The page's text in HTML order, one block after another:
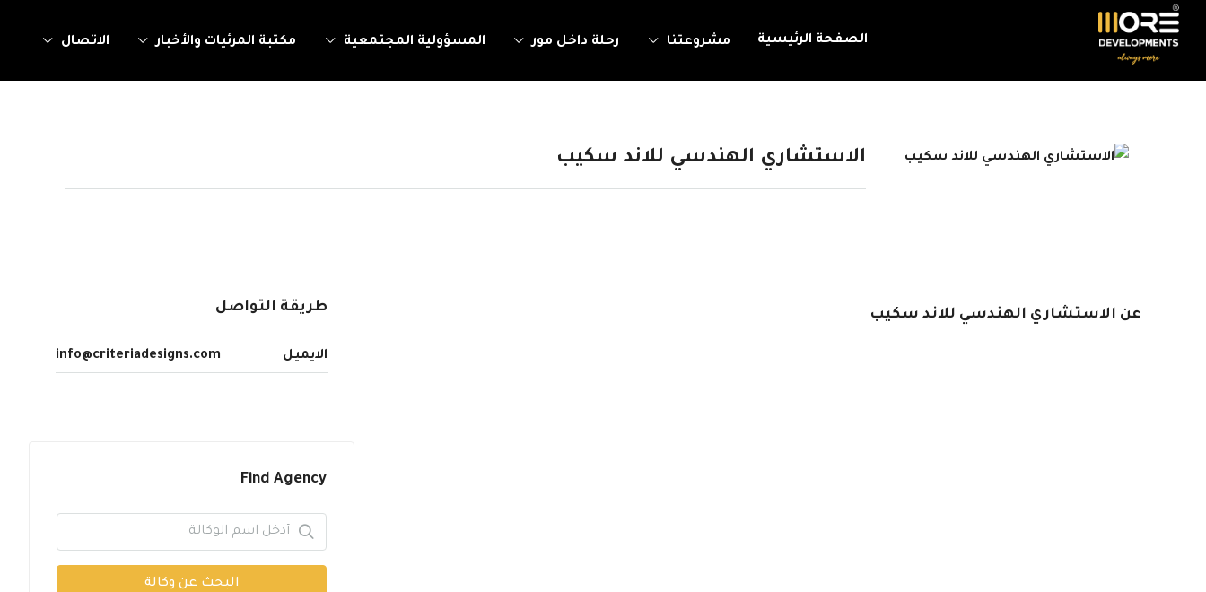
الصفحة الرئيسية مشروعتنا رحلة داخل مور المسؤولية المجتمعية مكتبة المرئيات والأخبار الاتصال
الاستشاري الهندسي للاند سكيب
عن الاستشاري الهندسي للاند سكيب طريقة التواصل
الايميل info@criteriadesigns.com
Find Agency
البحث عن وكالة